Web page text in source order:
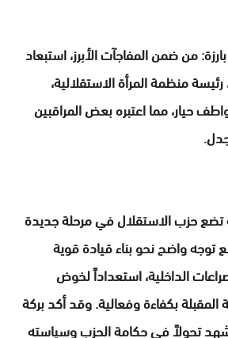
من ضمن المفاجآت الأبرز، استبعاد
منظمة المرأة الاستقلالية،
حيار، مما اعتبره بعض المراقبين
تضع حزب الاستقلال في مرحلة جديدة
توجه واضح نحو بناء قيادة قوية
الداخلية، استعداداً لخوض
المقبلة بكفاءة وفعالية. وقد أكد بركة
تحولاً في حكامة الحزب وسياسته